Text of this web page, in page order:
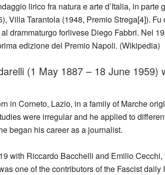
lirico fra natura e arte d’Italia, in parte
Villa Tarantola (1948, Premio Strega[4]).
drammaturgo forlivese Diego Fabbri. Nel
edizione del Premio Napoli. (Wikipedia)
(1 May 1887 – 18 June 1959)
in Corneto, Lazio, in a family of Marche
were irregular and he applied to
began his career as a journalist.
with Riccardo Bacchelli and Emilio
one of the contributors of the Fascist daily